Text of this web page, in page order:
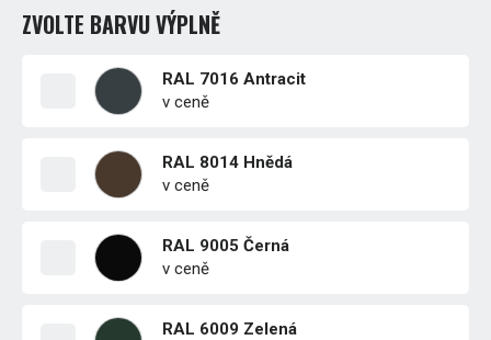
ZVOLTE BARVU VÝPLNĚ
RAL 7016 Antracit
v ceně
RAL 8014 Hnědá
v ceně
RAL 9005 Černá
v ceně
RAL 6009 Zelená